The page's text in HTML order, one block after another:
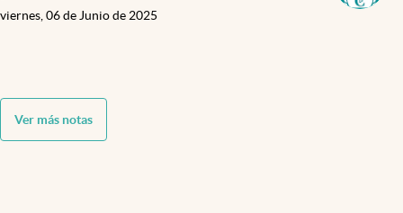
viernes, 06 de Junio de 2025
Ver más notas